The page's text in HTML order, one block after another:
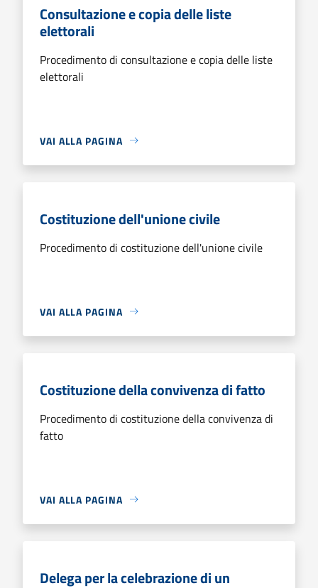
Consultazione e copia delle liste
elettorali
Procedimento di consultazione e copia delle liste
elettorali
VAI ALLA PAGINA
Costituzione dell'unione civile
Procedimento di costituzione dell'unione civile
VAI ALLA PAGINA
Costituzione della convivenza di fatto
Procedimento di costituzione della convivenza di
fatto
VAI ALLA PAGINA
Delega per la celebrazione di un